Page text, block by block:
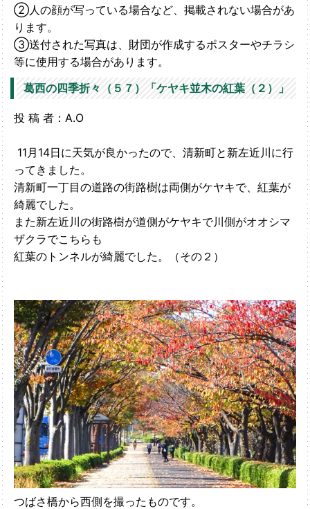
②人の顔が写っている場合など、掲載されない場合があ
ります。
③送付された写真は、財団が作成するポスターやチラシ
等に使用する場合があります。
葛西の四季折々（５７）「ケヤキ並木の紅葉（２）」
投 稿 者：A.O
11月14日に天気が良かったので、清新町と新左近川に行
ってきました。
清新町一丁目の道路の街路樹は両側がケヤキで、紅葉が
綺麗でした。
また新左近川の街路樹が道側がケヤキで川側がオオシマ
ザクラでこちらも
紅葉のトンネルが綺麗でした。（その２）
つばさ橋から西側を撮ったものです。